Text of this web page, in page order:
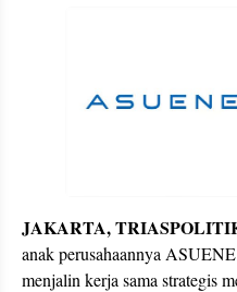
JAKARTA,
anak perusahaannya
menjalin kerja sama strategis